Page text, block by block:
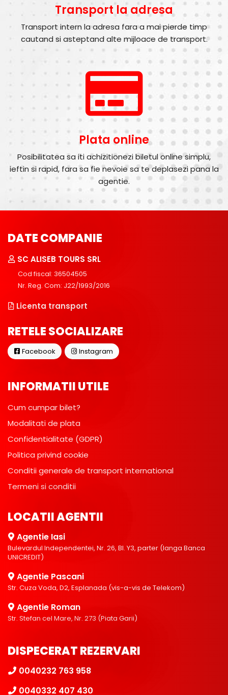
Transport la adresa
Transport intern la adresa fara a mai pierde timp
cautand si asteptand alte mijloace de transport.
Plata online
Posibilitatea sa iti achizitionezi biletul online simplu,
ieftin si rapid, fara sa fie nevoie sa te deplasezi pana la
agentie.
DATE COMPANIE
SC ALISEB TOURS SRL
Cod fiscal: 36504505
Nr. Reg. Com: J22/1993/2016
Licenta transport
RETELE SOCIALIZARE
Facebook Instagram
INFORMATII UTILE
Cum cumpar bilet?
Modalitati de plata
Confidentialitate (GDPR)
Politica privind cookie
Conditii generale de transport international
Termeni si conditii
LOCATII AGENTII
Agentie Iasi
Bulevardul Independentei, Nr. 26, Bl. Y3, parter (langa Banca
UNICREDIT)
Agentie Pascani
Str. Cuza Voda, D2, Esplanada (vis-a-vis de Telekom)
Agentie Roman
Str. Stefan cel Mare, Nr. 273 (Piata Garii)
DISPECERAT REZERVARI
0040232 763 958
0040332 407 430